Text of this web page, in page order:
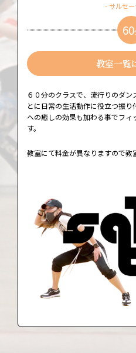
- サルセ
60
教室一覧
６０分のクラスで、流行りのダ
とに日常の生活動作に役立つ振
への癒しの効果も加わる事でフ
す。
教室にて料金が異なりますので教